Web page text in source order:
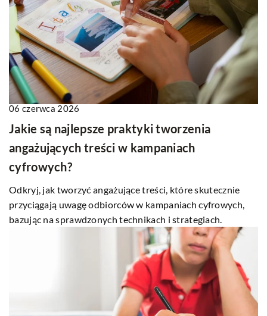
06 czerwca 2026
Jakie są najlepsze praktyki tworzenia
angażujących treści w kampaniach
cyfrowych?
Odkryj, jak tworzyć angażujące treści, które skutecznie
przyciągają uwagę odbiorców w kampaniach cyfrowych,
bazując na sprawdzonych technikach i strategiach.